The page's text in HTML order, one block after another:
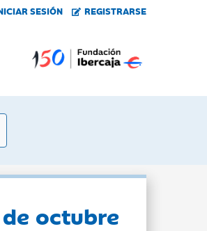
SESIÓN REGISTRARSE
octubre